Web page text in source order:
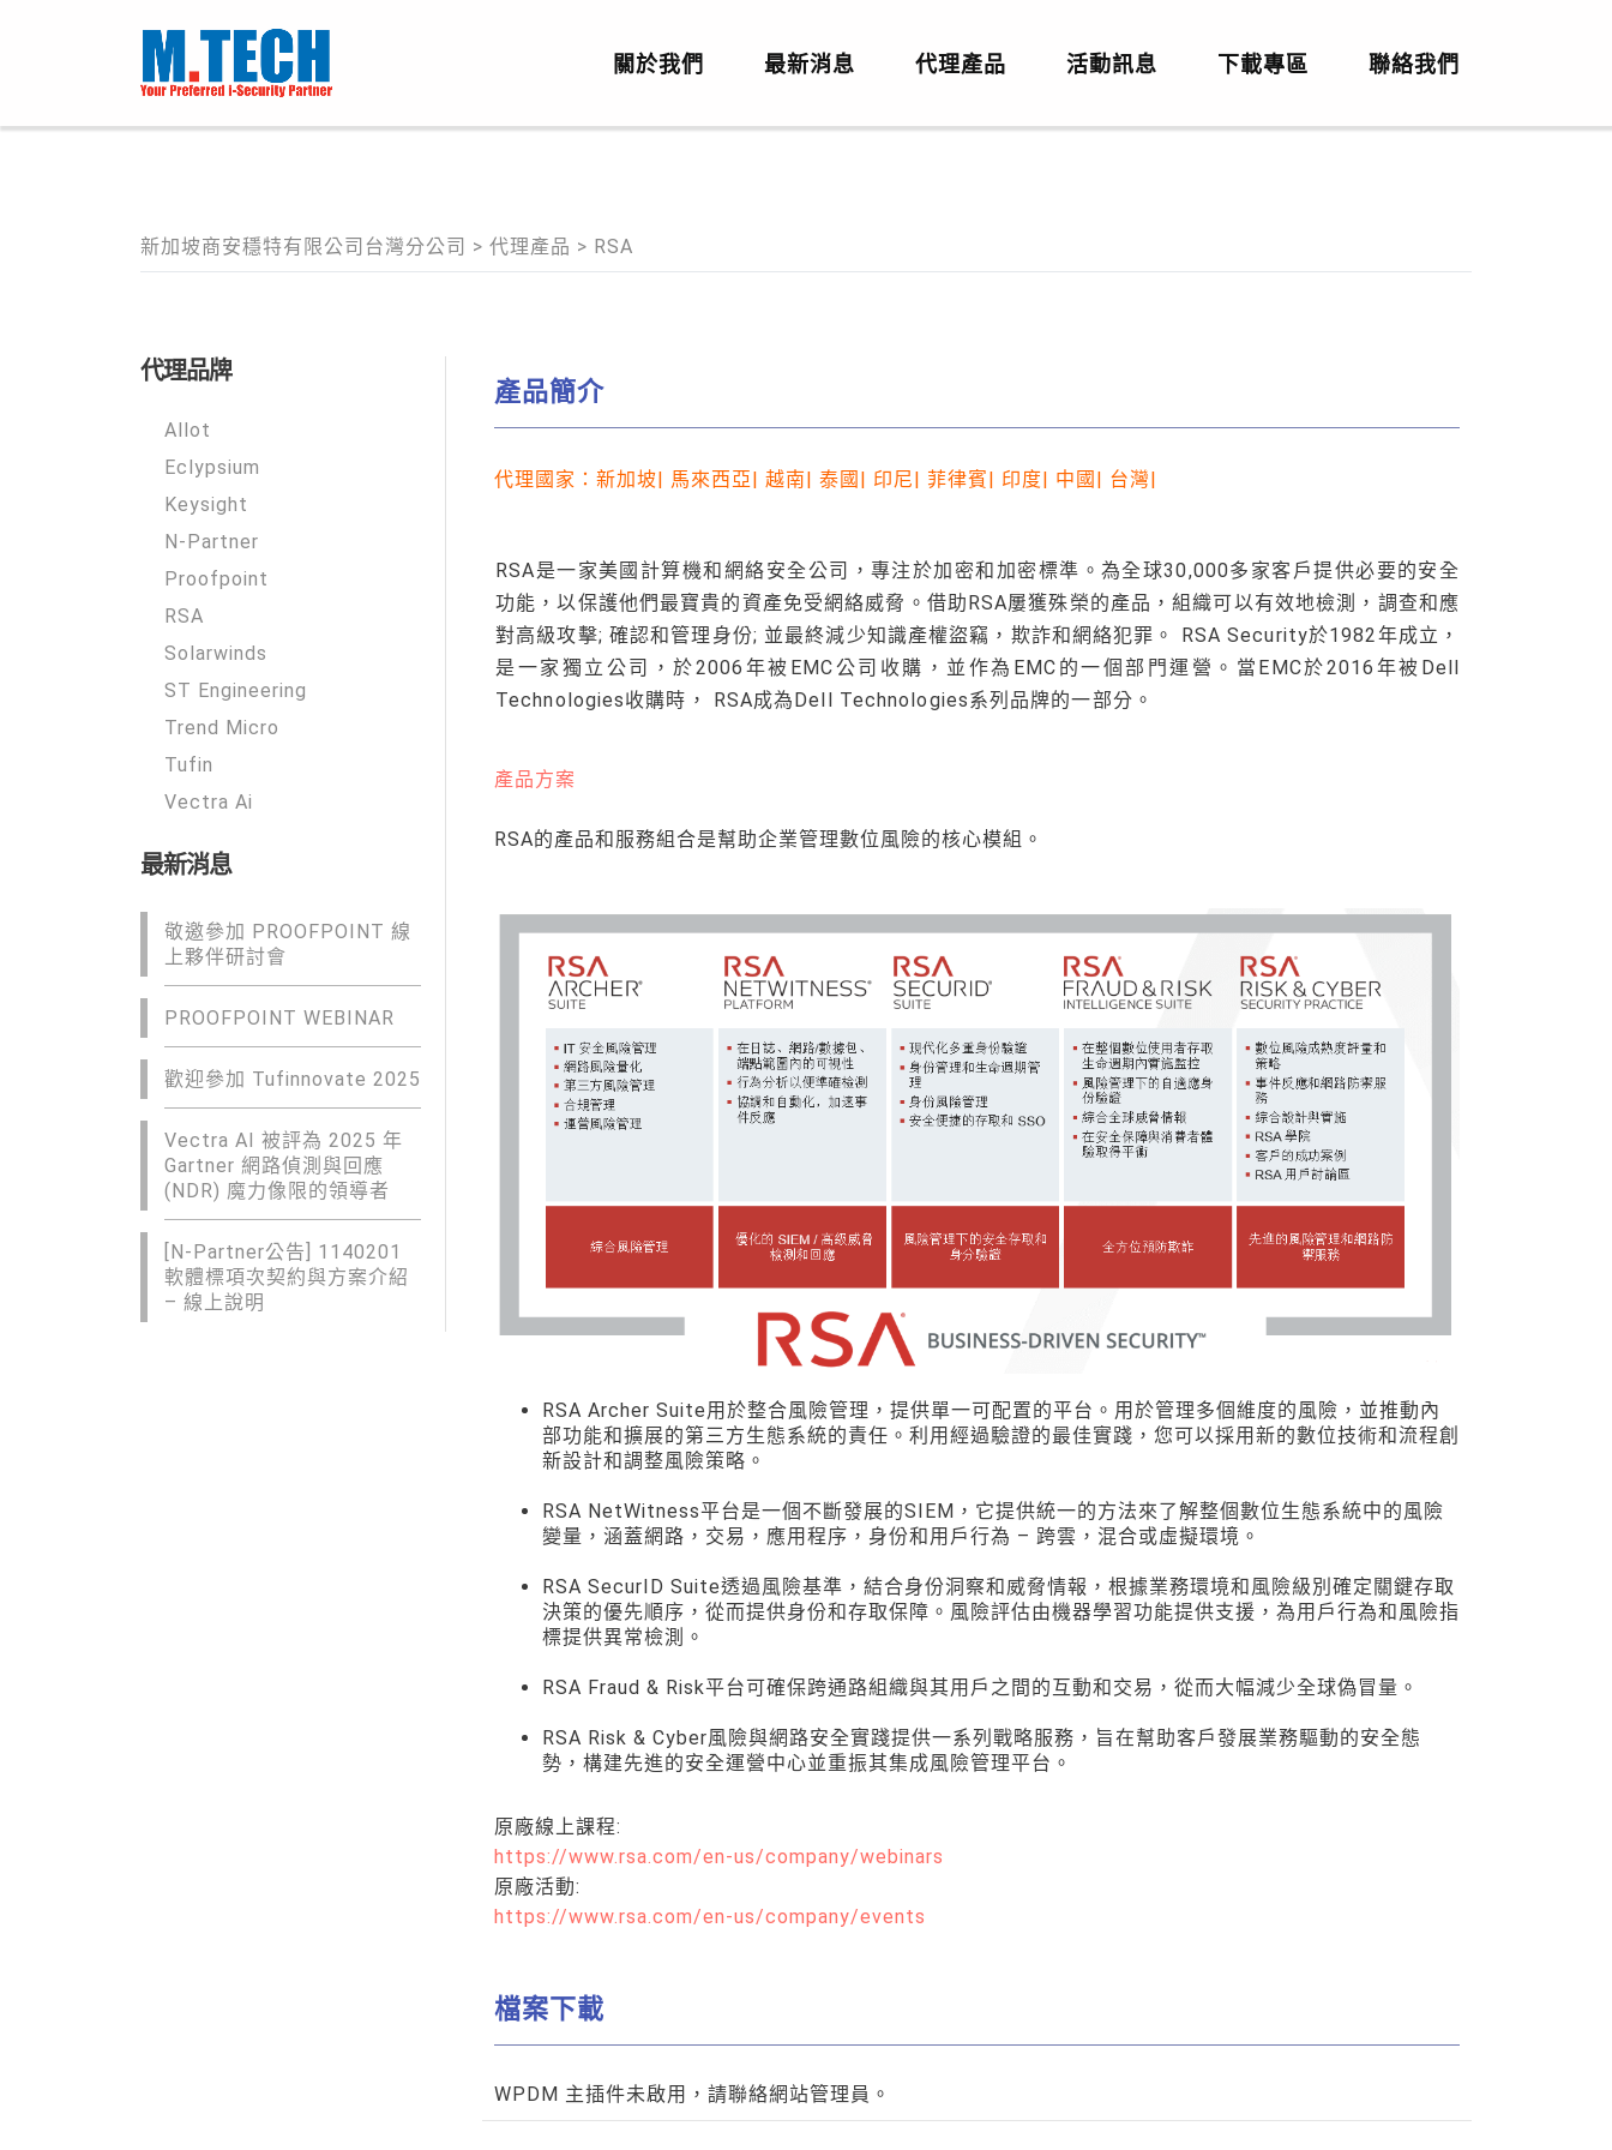
關於我們 最新消息 代理產品 活動訊息 下載專區 聯絡我們
新加坡商安穩特有限公司台灣分公司 > 代理產品 > RSA
產品簡介
代理國家：新加坡| 馬來西亞| 越南| 泰國| 印尼| 菲律賓| 印度| 中國| 台灣|
RSA是一家美國計算機和網絡安全公司，專注於加密和加密標準。為全球30,000多家客戶提供必要的安全
功能，以保護他們最寶貴的資產免受網絡威脅。借助RSA屢獲殊榮的產品，組織可以有效地檢測，調查和應
對高級攻擊; 確認和管理身份; 並最終減少知識產權盜竊，欺詐和網絡犯罪。 RSA Security於1982年成立，
是一家獨立公司，於2006年被EMC公司收購，並作為EMC的一個部門運營。當EMC於2016年被Dell
Technologies收購時， RSA成為Dell Technologies系列品牌的一部分。
產品方案
RSA的產品和服務組合是幫助企業管理數位風險的核心模組。
RSA Archer Suite用於整合風險管理，提供單一可配置的平台。用於管理多個維度的風險，並推動內
部功能和擴展的第三方生態系統的責任。利用經過驗證的最佳實踐，您可以採用新的數位技術和流程創
新設計和調整風險策略。
RSA NetWitness平台是一個不斷發展的SIEM，它提供統一的方法來了解整個數位生態系統中的風險
變量，涵蓋網路，交易，應用程序，身份和用戶行為 – 跨雲，混合或虛擬環境。
RSA SecurID Suite透過風險基準，結合身份洞察和威脅情報，根據業務環境和風險級別確定關鍵存取
決策的優先順序，從而提供身份和存取保障。風險評估由機器學習功能提供支援，為用戶行為和風險指
標提供異常檢測。
RSA Fraud & Risk平台可確保跨通路組織與其用戶之間的互動和交易，從而大幅減少全球偽冒量。
RSA Risk & Cyber風險與網路安全實踐提供一系列戰略服務，旨在幫助客戶發展業務驅動的安全態
勢，構建先進的安全運營中心並重振其集成風險管理平台。
原廠線上課程:
https://www.rsa.com/en-us/company/webinars
原廠活動:
https://www.rsa.com/en-us/company/events
檔案下載
WPDM 主插件未啟用，請聯絡網站管理員。
代理品牌
Allot
Eclypsium
Keysight
N-Partner
Proofpoint
RSA
Solarwinds
ST Engineering
Trend Micro
Tufin
Vectra Ai
最新消息
敬邀參加 PROOFPOINT 線
上夥伴研討會
PROOFPOINT WEBINAR
歡迎參加 Tufinnovate 2025
Vectra AI 被評為 2025 年
Gartner 網路偵測與回應
(NDR) 魔力像限的領導者
[N-Partner公告] 1140201
軟體標項次契約與方案介紹
– 線上說明